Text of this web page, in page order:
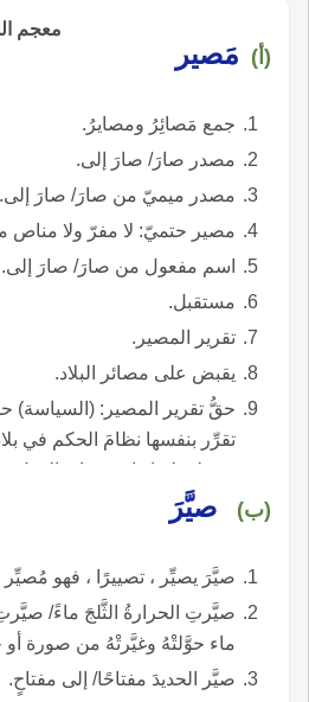
معجم
(أ) مَصير
جمع مَصائِرُ ومصايرُ.
مصدر صارَ/ صارَ إلى.
مصدر ميميّ من صارَ/ صارَ إلى.
مصير حتميّ: لا مفرّ ولا مناص
اسم مفعول من صارَ/ صارَ إلى.
مستقبل.
تقرير المصير.
يقبض على مصائر البلاد.
حقُّ تقرير المصير:
تقرِّر بنفسها نظامَ الحكم في
وربط علاقاتها مع سائر الدول
سلطة خارجيّة.
(ب) صيَّرَ
صيَّرَ يصيِّر ، تصييرًا ، فهو
صيَّرتِ الحرارةُ الثَّلجَ ماءً/ صيَّرتِ
ماء حوَّلتْهُ وغيَّرتْهُ من صورة أو
صيَّر الحديدَ مفتاحًا/ إلى مفتاحٍ.